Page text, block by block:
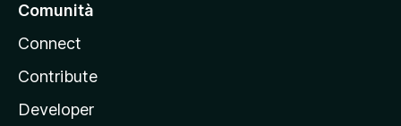
Comunità
Connect
Contribute
Developer